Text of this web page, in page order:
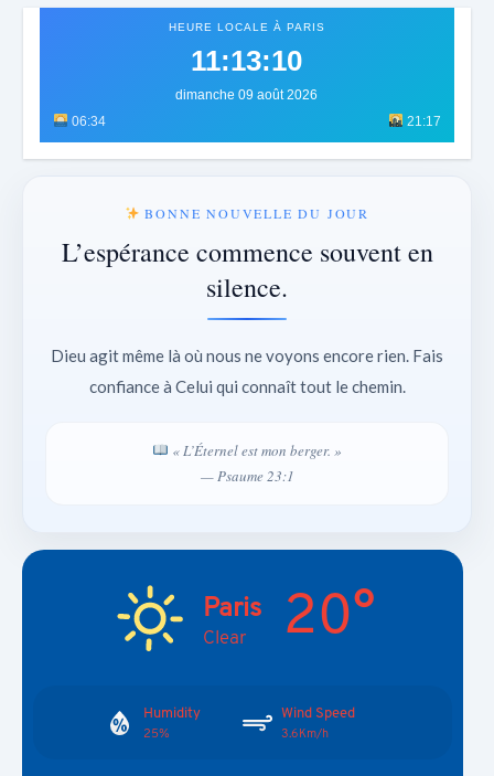
HEURE LOCALE À PARIS
11:13:12
dimanche 09 août 2026
06:34
21:17
BONNE NOUVELLE DU JOUR
L’espérance commence souvent en
silence.
Dieu agit même là où nous ne voyons encore rien. Fais
confiance à Celui qui connaît tout le chemin.
« L’Éternel est mon berger. »
— Psaume 23:1
Paris
Clear 20°
Humidity
25%
Wind Speed
3.6Km/h